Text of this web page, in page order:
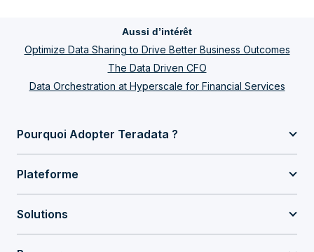
Aussi d’intérêt
Optimize Data Sharing to Drive Better Business Outcomes
The Data Driven CFO
Data Orchestration at Hyperscale for Financial Services
Pourquoi Adopter Teradata ?
Plateforme
Solutions